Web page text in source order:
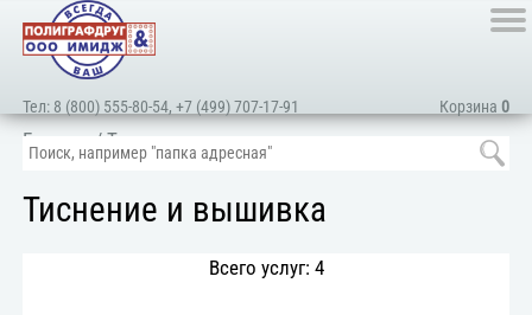
Корзина 0
Тел: 8 (800) 555-80-54,+7 (499) 707-17-91
Главная / Тиснение и вышивка
Тиснение и вышивка
Всего услуг: 4